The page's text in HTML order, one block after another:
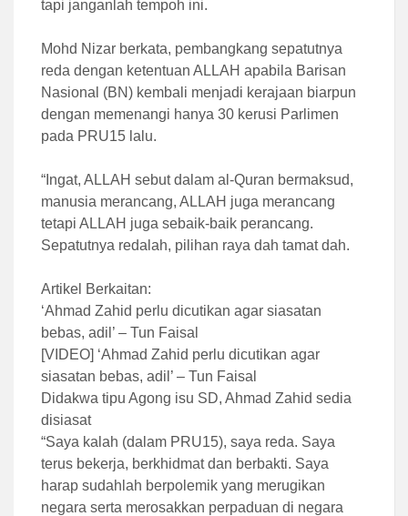
tapi janganlah tempoh ini.
Mohd Nizar berkata, pembangkang sepatutnya
reda dengan ketentuan ALLAH apabila Barisan
Nasional (BN) kembali menjadi kerajaan biarpun
dengan memenangi hanya 30 kerusi Parlimen
pada PRU15 lalu.
“Ingat, ALLAH sebut dalam al-Quran bermaksud,
manusia merancang, ALLAH juga merancang
tetapi ALLAH juga sebaik-baik perancang.
Sepatutnya redalah, pilihan raya dah tamat dah.
Artikel Berkaitan:
‘Ahmad Zahid perlu dicutikan agar siasatan
bebas, adil’ – Tun Faisal
[VIDEO] ‘Ahmad Zahid perlu dicutikan agar
siasatan bebas, adil’ – Tun Faisal
Didakwa tipu Agong isu SD, Ahmad Zahid sedia
disiasat
“Saya kalah (dalam PRU15), saya reda. Saya
terus bekerja, berkhidmat dan berbakti. Saya
harap sudahlah berpolemik yang merugikan
negara serta merosakkan perpaduan di negara